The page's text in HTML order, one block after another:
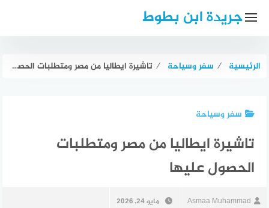
جريدة ابن بطوط
الرئيسية ⁄ سفر وسياحة ⁄ تاشيرة ايطاليا من مصر ومتطلبات الحصول عليها
سفر وسياحة
تاشيرة ايطاليا من مصر ومتطلبات
الحصول عليها
Asmaa Muhammad مايو 24, 2026